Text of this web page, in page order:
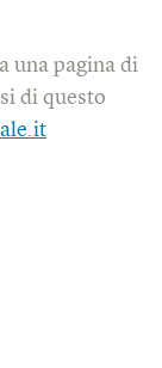
una pagina di
di questo